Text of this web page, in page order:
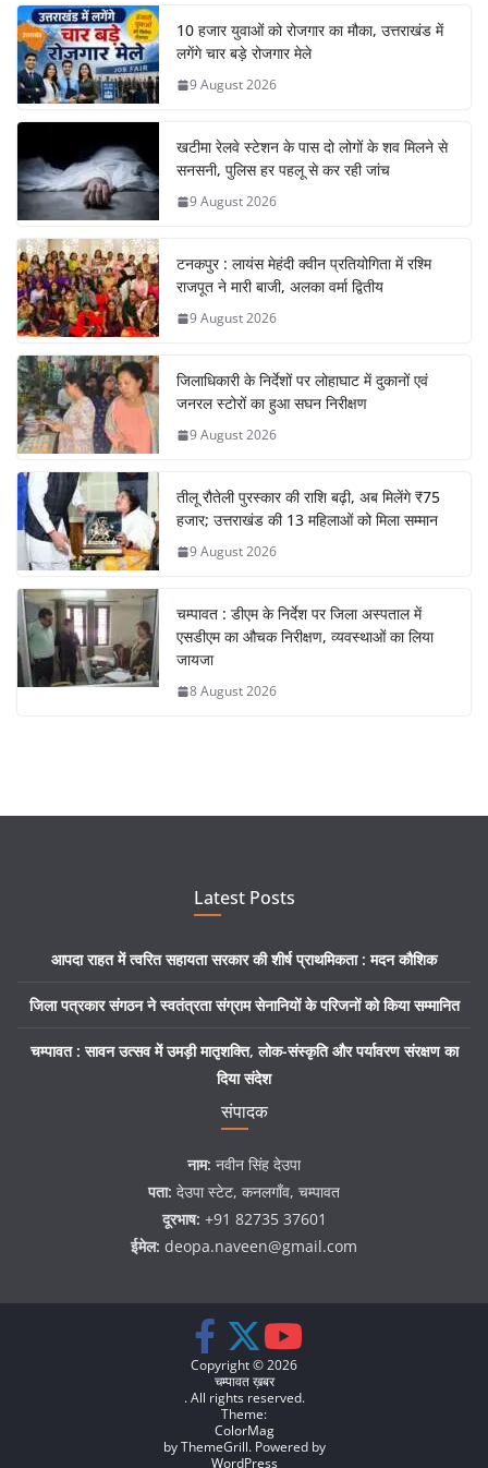
10 हजार युवाओं को रोजगार का मौका, उत्तराखंड में
लगेंगे चार बड़े रोजगार मेले
9 August 2026
खटीमा रेलवे स्टेशन के पास दो लोगों के शव मिलने से
सनसनी, पुलिस हर पहलू से कर रही जांच
9 August 2026
टनकपुर : लायंस मेहंदी क्वीन प्रतियोगिता में रश्मि
राजपूत ने मारी बाजी, अलका वर्मा द्वितीय
9 August 2026
जिलाधिकारी के निर्देशों पर लोहाघाट में दुकानों एवं
जनरल स्टोरों का हुआ सघन निरीक्षण
9 August 2026
तीलू रौतेली पुरस्कार की राशि बढ़ी, अब मिलेंगे ₹75
हजार; उत्तराखंड की 13 महिलाओं को मिला सम्मान
9 August 2026
चम्पावत : डीएम के निर्देश पर जिला अस्पताल में
एसडीएम का औचक निरीक्षण, व्यवस्थाओं का लिया
जायजा
8 August 2026
Latest Posts
आपदा राहत में त्वरित सहायता सरकार की शीर्ष प्राथमिकता : मदन कौशिक
जिला पत्रकार संगठन ने स्वतंत्रता संग्राम सेनानियों के परिजनों को किया सम्मानित
चम्पावत : सावन उत्सव में उमड़ी मातृशक्ति, लोक-संस्कृति और पर्यावरण संरक्षण का
दिया संदेश
संपादक
नाम: नवीन सिंह देउपा
पता: देउपा स्टेट, कनलगाँव, चम्पावत
दूरभाष: +91 82735 37601
ईमेल: deopa.naveen@gmail.com
Copyright © 2026
चम्पावत ख़बर
. All rights reserved.
Theme:
ColorMag
by ThemeGrill. Powered by
WordPress